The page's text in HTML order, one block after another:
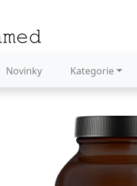
Novinky Kategorie